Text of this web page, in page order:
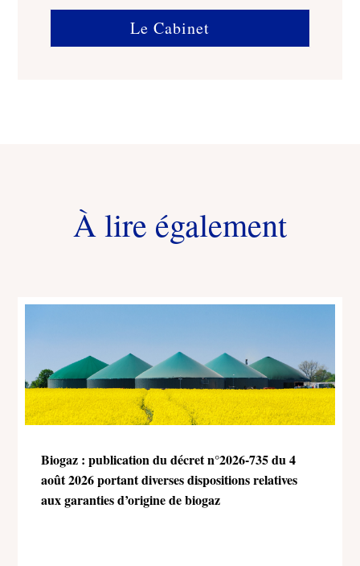
Le Cabinet
À lire également
Biogaz : publication du décret n°2026-735 du 4
août 2026 portant diverses dispositions relatives
aux garanties d’origine de biogaz